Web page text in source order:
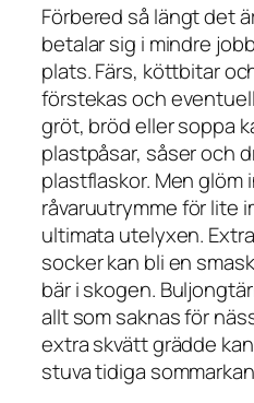
Förbered så längt det
betalar sig i mindre
plats. Färs, köttbitar
förstekas och
gröt, bröd eller soppa
plastpåsar, såser och
plastflaskor. Men glöm
råvaruutrymme för lite
ultimata utelyxen.
socker kan bli en
bär i skogen.
allt som saknas för
extra skvätt grädde
stuva tidiga